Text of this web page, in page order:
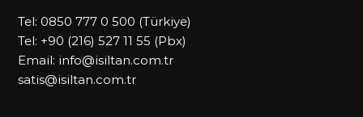
Tel: 0850 777 0 500 (Türkiye)
Tel: +90 (216) 527 11 55 (Pbx)
Email: info@isiltan.com.tr
satis@isiltan.com.tr